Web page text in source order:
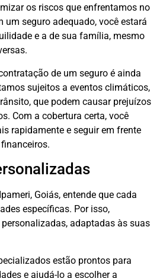
os riscos que enfrentamos no
um seguro adequado, você estará
e a de sua família, mesmo
de um seguro é ainda
sujeitos a eventos climáticos,
que podem causar prejuízos
Com a cobertura certa, você
rapidamente e seguir em frente
Goiás, entende que cada
específicas. Por isso,
adaptadas às suas
estão prontos para
e ajudá-lo a escolher a